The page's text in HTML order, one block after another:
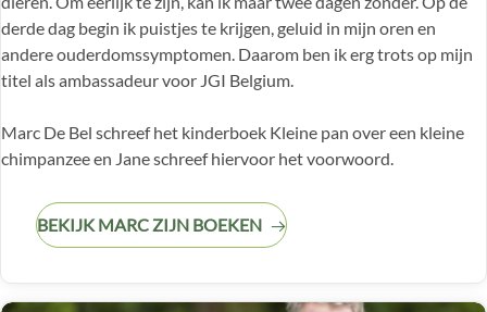
derde dag begin ik puistjes te krijgen, geluid in mijn oren en
andere ouderdomssymptomen. Daarom ben ik erg trots op mijn
titel als ambassadeur voor JGI Belgium.
Marc De Bel schreef het kinderboek Kleine pan over een kleine
chimpanzee en Jane schreef hiervoor het voorwoord.
BEKIJK MARC ZIJN BOEKEN